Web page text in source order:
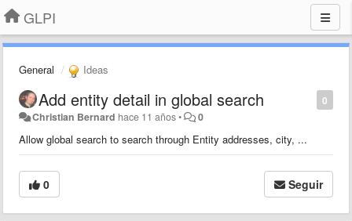
GLPI
General Ideas
0
Add entity detail in global search
Christian Bernard hace 11 años• 0
Allow global search to search through Entity addresses, city, ...
0 Seguir